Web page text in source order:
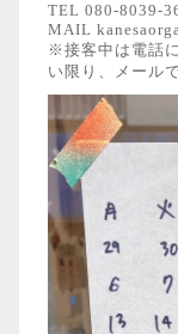
TEL 080-8039-
MAIL
※接客中は電話
い限り、メール